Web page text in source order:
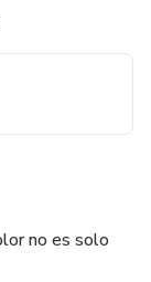
no es solo